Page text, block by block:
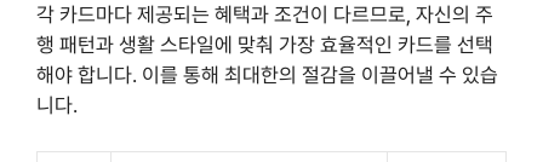
각 카드마다 제공되는 혜택과 조건이 다르므로, 자신의 주
행 패턴과 생활 스타일에 맞춰 가장 효율적인 카드를 선택
해야 합니다. 이를 통해 최대한의 절감을 이끌어낼 수 있습
니다.